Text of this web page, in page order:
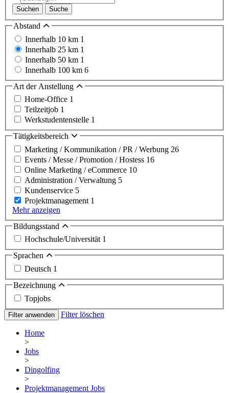
Suchen Suche
Abstand
Innerhalb 10 km 1
Innerhalb 25 km 1
Innerhalb 50 km 1
Innerhalb 100 km 6
Art der Anstellung
Home-Office 1
Teilzeitjob 1
Werkstudentenstelle 1
Tätigkeitsbereich
Marketing / Kommunikation / PR / Werbung 26
Events / Messe / Promotion / Hostess 16
Online Marketing / eCommerce 10
Administration / Verwaltung 5
Kundenservice 5
Projektmanagement 1
Mehr anzeigen
Bildungsstand
Hochschule/Universität 1
Sprachen
Deutsch 1
Bezeichnung
Topjobs
Filter anwenden Filter löschen
Home
>
Jobs
>
Dingolfing
>
Projektmanagement Jobs